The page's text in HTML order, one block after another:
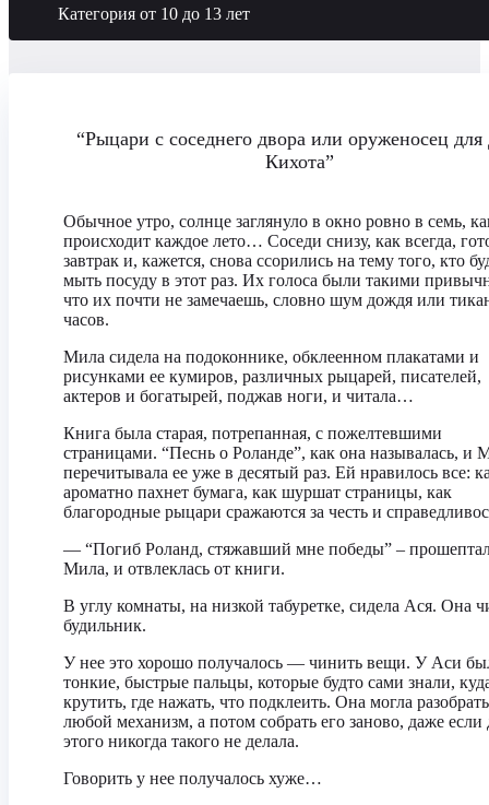
Категория от 10 до 13 лет
“Рыцари с соседнего двора или оруженосец
Кихота”
Обычное утро, солнце заглянуло в окно ровно в семь,
происходит каждое лето… Соседи снизу, как всегда,
завтрак и, кажется, снова ссорились на тему того, кто
мыть посуду в этот раз. Их голоса были такими
что их почти не замечаешь, словно шум дождя или
часов.
Мила сидела на подоконнике, обклеенном плакатами и
рисунками ее кумиров, различных рыцарей, писателей,
актеров и богатырей, поджав ноги, и читала…
Книга была старая, потрепанная, с пожелтевшими
страницами. “Песнь о Роланде”, как она называлась, и
перечитывала ее уже в десятый раз. Ей нравилось все:
ароматно пахнет бумага, как шуршат страницы, как
благородные рыцари сражаются за честь и
— “Погиб Роланд, стяжавший мне победы” –
Мила, и отвлеклась от книги.
В углу комнаты, на низкой табуретке, сидела Ася. Она
будильник.
У нее это хорошо получалось — чинить вещи. У Аси
тонкие, быстрые пальцы, которые будто сами знали,
крутить, где нажать, что подклеить. Она могла разобрать
любой механизм, а потом собрать его заново, даже если
этого никогда такого не делала.
Говорить у нее получалось хуже…